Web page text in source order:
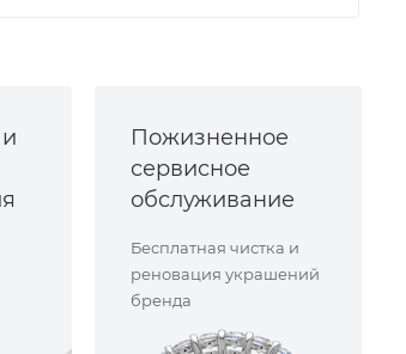
Пожизненное
сервисное
обслуживание
Бесплатная чистка и
реновация украшений
бренда